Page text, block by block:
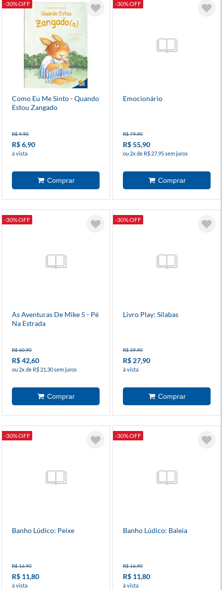
-30% OFF
Como Eu Me Sinto - Quando
Estou Zangado
R$ 9,90
R$ 6,90
à vista
-30% OFF
Emocionário
R$ 79,90
R$ 55,90
ou 2x de R$ 27,95 sem juros
-30% OFF
As Aventuras De Mike 5 - Pé
Na Estrada
R$ 60,90
R$ 42,60
ou 2x de R$ 21,30 sem juros
-30% OFF
Livro Play: Sílabas
R$ 39,90
R$ 27,90
à vista
-30% OFF
Banho Lúdico: Peixe
R$ 16,90
R$ 11,80
à vista
-30% OFF
Banho Lúdico: Baleia
R$ 16,90
R$ 11,80
à vista